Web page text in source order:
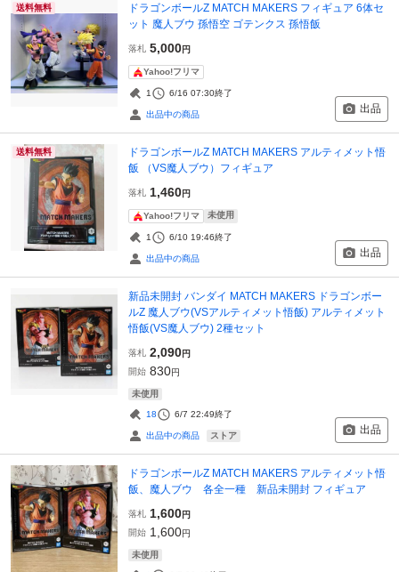
送料無料
ドラゴンボールZ MATCH MAKERS フィギュア 6体セ
ット 魔人ブウ 孫悟空 ゴテンクス 孫悟飯
落札 5,000円
Yahoo!フリマ
1 6/16 07:30終了
出品中の商品 出品
送料無料
ドラゴンボールZ MATCH MAKERS アルティメット悟
飯 （VS魔人ブウ）フィギュア
落札 1,460円
Yahoo!フリマ 未使用
1 6/10 19:46終了
出品中の商品 出品
新品未開封 バンダイ MATCH MAKERS ドラゴンボー
ルZ 魔人ブウ(VSアルティメット悟飯) アルティメット
悟飯(VS魔人ブウ) 2種セット
落札 2,090円
開始 830円
未使用
18 6/7 22:49終了
出品中の商品 ストア 出品
ドラゴンボールZ MATCH MAKERS アルティメット悟
飯、魔人ブウ 各全一種 新品未開封 フィギュア
落札 1,600円
開始 1,600円
未使用